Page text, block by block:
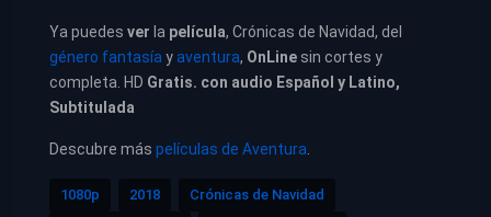
Ya puedes ver la película, Crónicas de Navidad, del
género fantasía yaventura, OnLine sin cortes y
completa. HD Gratis. con audio Español y Latino,
Subtitulada
Descubre más películas de Aventura
1080p 2018
Crónicas de Navidad